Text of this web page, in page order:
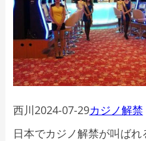
西川2024-07-29カジノ解禁
日本でカジノ解禁が叫ばれ